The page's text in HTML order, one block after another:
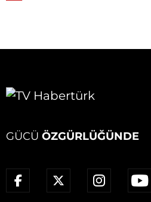
GÜCÜ ÖZGÜRLÜĞÜNDE